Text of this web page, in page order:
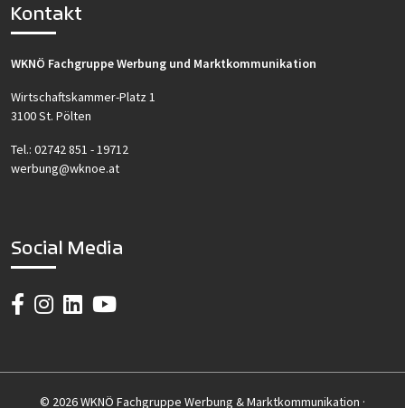
Kontakt
WKNÖ Fachgruppe Werbung und Marktkommunikation
Wirtschaftskammer-Platz 1
3100 St. Pölten
Tel.: 02742 851 - 19712
werbung@wknoe.at
Social Media
© 2026 WKNÖ Fachgruppe Werbung & Marktkommunikation ·